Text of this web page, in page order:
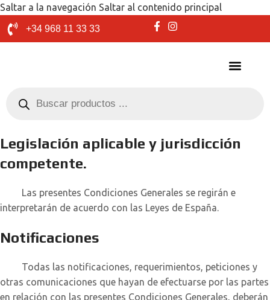
Saltar a la navegación Saltar al contenido principal
+34 968 11 33 33
Legislación aplicable y jurisdicción
competente.
Las presentes Condiciones Generales se regirán e
interpretarán de acuerdo con las Leyes de España.
Notificaciones
Todas las notificaciones, requerimientos, peticiones y
otras comunicaciones que hayan de efectuarse por las partes
en relación con las presentes Condiciones Generales, deberán